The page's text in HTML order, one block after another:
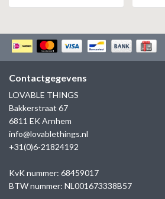
Contactgegevens
LOVABLE THINGS
Bakkerstraat 67
6811 EK Arnhem
info@lovablethings.nl
+31(0)6-21824192
KvK nummer: 68459017
BTW nummer: NL001673338B57